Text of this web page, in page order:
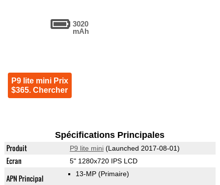
3020
mAh
P9 lite mini Prix
$365. Chercher
Spécifications Principales
Produit P9 lite mini(Launched 2017-08-01)
Ecran 5" 1280x720 IPS LCD
APN Principal 13-MP (Primaire)